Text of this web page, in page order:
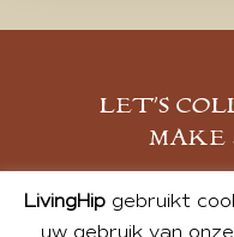
LET’S
MAKE
LivingHipgebruikt
uw gebruik van